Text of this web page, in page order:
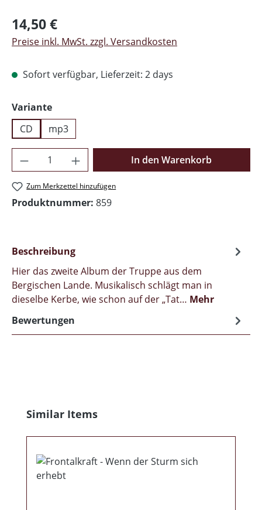
Regulärer Preis:
14,50 €
Preise inkl. MwSt. zzgl. Versandkosten
Sofort verfügbar, Lieferzeit: 2 days
Varianteauswählen
CD
mp3
Produkt Anzahl: Gib den gewünschten
In den Warenkorb
Zum Merkzettel hinzufügen
Produktnummer: 859
Beschreibung
Hier das zweite Album der Truppe aus dem
Bergischen Lande. Musikalisch schlägt man in
dieselbe Kerbe, wie schon auf der „Tat… Mehr
Bewertungen
Produktgalerie überspringen
Similar Items